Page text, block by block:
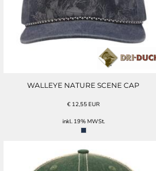
WALLEYE NATURE SCENE CAP
€ 12,55EUR
inkl. 19% MWSt.